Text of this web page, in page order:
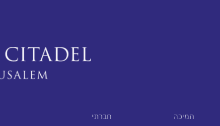
תמיכה חברתי